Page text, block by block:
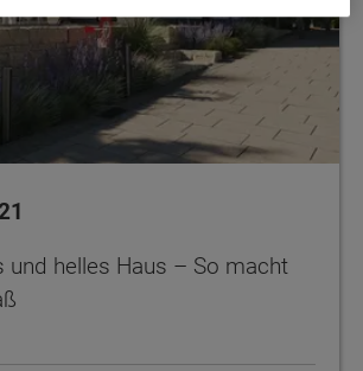
und helles Haus – So macht